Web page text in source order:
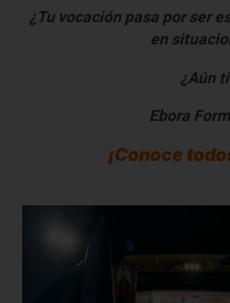
¿Tu vocación pasa por ser
en
¿Aún
Ebora
¡Conoce